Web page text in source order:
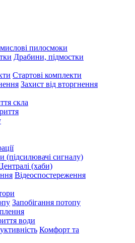
пилосмоки
Драбини, підмостки
Стартові комплекти
Захист від вторгнення
скла
(підсилювачі сигналу)
(хаби)
Відеоспостереження
Запобігання потопу
води
Комфорт та